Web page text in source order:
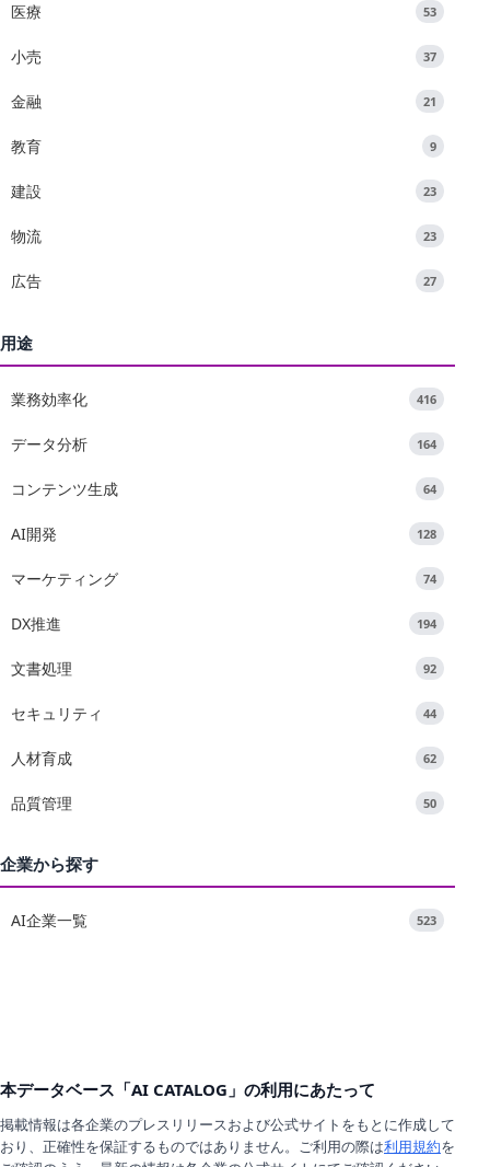
医療 53
小売 37
金融 21
教育 9
建設 23
物流 23
広告 27
用途
業務効率化 416
データ分析 164
コンテンツ生成 64
AI開発 128
マーケティング 74
DX推進 194
文書処理 92
セキュリティ 44
人材育成 62
品質管理 50
企業から探す
AI企業一覧 523
本データベース「AI CATALOG」の利用にあたって
掲載情報は各企業のプレスリリースおよび公式サイトをもとに作成して
おり、正確性を保証するものではありません。ご利用の際は利用規約を